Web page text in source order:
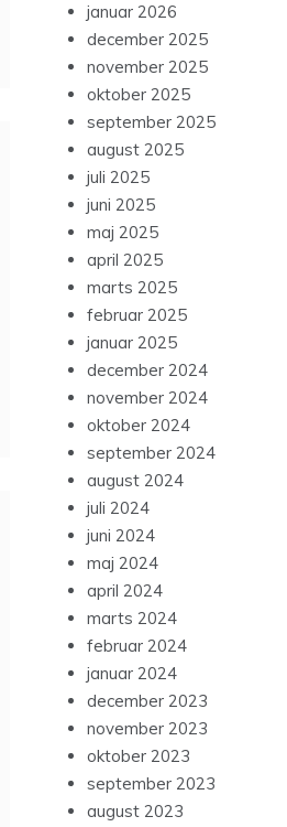
januar 2026
december 2025
november 2025
oktober 2025
september 2025
august 2025
juli 2025
juni 2025
maj 2025
april 2025
marts 2025
februar 2025
januar 2025
december 2024
november 2024
oktober 2024
september 2024
august 2024
juli 2024
juni 2024
maj 2024
april 2024
marts 2024
februar 2024
januar 2024
december 2023
november 2023
oktober 2023
september 2023
august 2023